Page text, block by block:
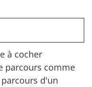
à cocher
parcours comme
d'un